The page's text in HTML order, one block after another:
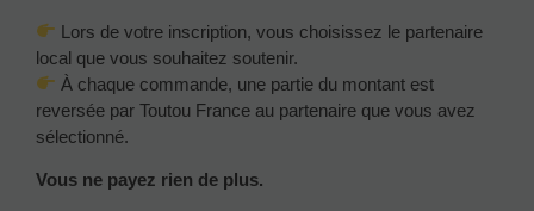
Lors de votre inscription, vous choisissez le partenaire
local que vous souhaitez soutenir.
À chaque commande, une partie du montant est
reversée par Toutou France au partenaire que vous avez
sélectionné.
Vous ne payez rien de plus.